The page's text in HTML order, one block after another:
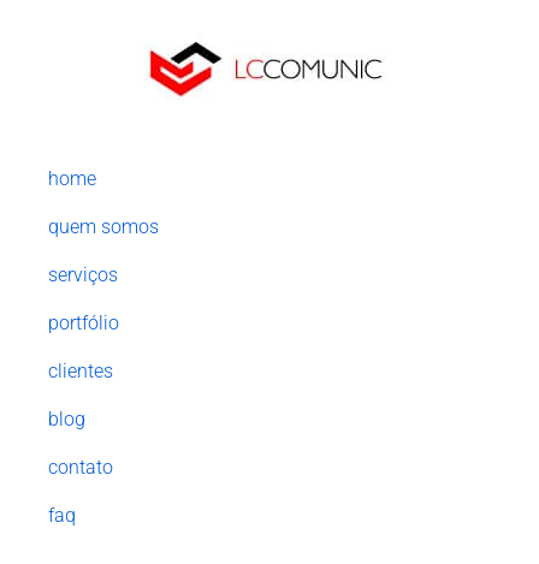
home
quem somos
serviços
portfólio
clientes
blog
contato
faq